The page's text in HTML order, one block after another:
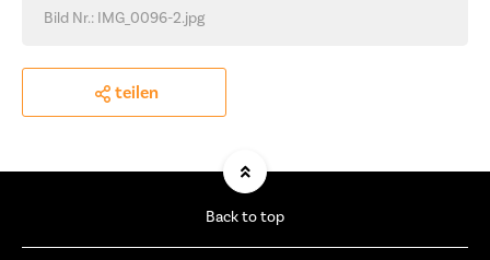
Bild Nr.: IMG_0096-2.jpg
teilen
Back to top